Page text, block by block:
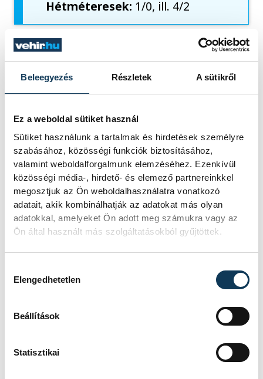
Beleegyezés Részletek A sütikről
Ez a weboldal sütiket használ
Sütiket használunk a tartalmak és hirdetések személyre
szabásához, közösségi funkciók biztosításához,
valamint weboldalforgalmunk elemzéséhez. Ezenkívül
közösségi média-, hirdető- és elemező partnereinkkel
megosztjuk az Ön weboldalhasználatra vonatkozó
adatait, akik kombinálhatják az adatokat más olyan
adatokkal, amelyeket Ön adott meg számukra vagy az
Ön által használt más szolgáltatásokból gyűjtöttek.
Elengedhetetlen
Beállítások
Statisztikai
Hétméteresek: 1/0, ill. 4/2
One Veszprém HC
férfi kézilabda NB I
SZERZŐ
vehir.hu
Események